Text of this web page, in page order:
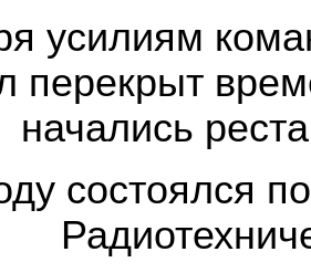
усилиям
перекрыт
начались
состоялся